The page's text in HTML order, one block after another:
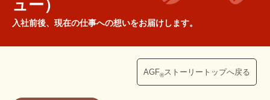
ュー）
入社前後、現在の仕事への想いをお届けします。
AGF®ストーリートップへ戻る